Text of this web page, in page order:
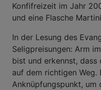
Konfifreizeit im Jahr
und eine Flasche
In der Lesung des
Seligpreisungen: Arm
bist und erkennst,
auf dem richtigen Weg.
Anknüpfungspunkt, um